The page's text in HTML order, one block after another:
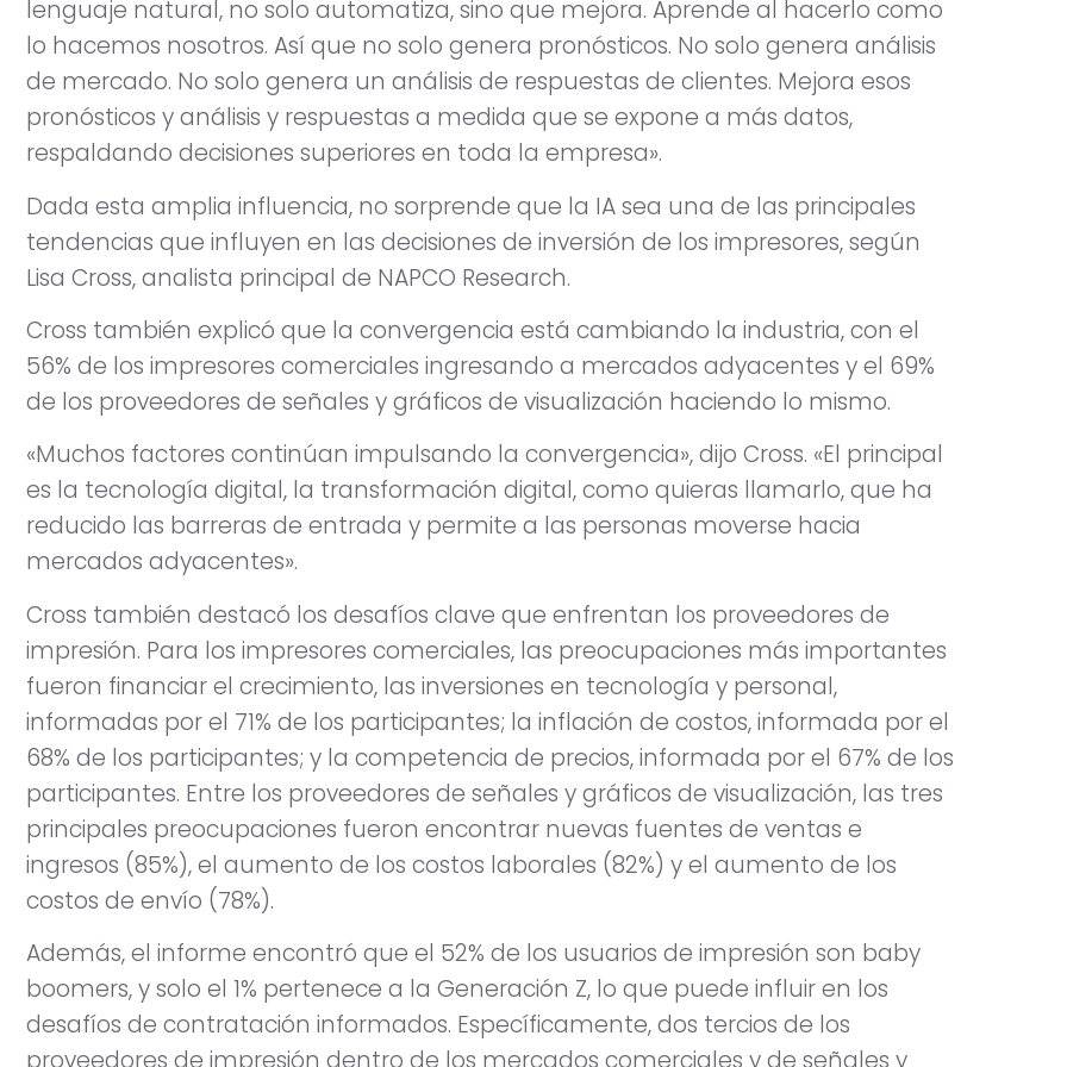
lenguaje natural, no solo automatiza, sino que mejora. Aprende al hacerlo como
lo hacemos nosotros. Así que no solo genera pronósticos. No solo genera análisis
de mercado. No solo genera un análisis de respuestas de clientes. Mejora esos
pronósticos y análisis y respuestas a medida que se expone a más datos,
respaldando decisiones superiores en toda la empresa».
Dada esta amplia influencia, no sorprende que la IA sea una de las principales
tendencias que influyen en las decisiones de inversión de los impresores, según
Lisa Cross, analista principal de NAPCO Research.
Cross también explicó que la convergencia está cambiando la industria, con el
56% de los impresores comerciales ingresando a mercados adyacentes y el 69%
de los proveedores de señales y gráficos de visualización haciendo lo mismo.
«Muchos factores continúan impulsando la convergencia», dijo Cross. «El principal
es la tecnología digital, la transformación digital, como quieras llamarlo, que ha
reducido las barreras de entrada y permite a las personas moverse hacia
mercados adyacentes».
Cross también destacó los desafíos clave que enfrentan los proveedores de
impresión. Para los impresores comerciales, las preocupaciones más importantes
fueron financiar el crecimiento, las inversiones en tecnología y personal,
informadas por el 71% de los participantes; la inflación de costos, informada por el
68% de los participantes; y la competencia de precios, informada por el 67% de los
participantes. Entre los proveedores de señales y gráficos de visualización, las tres
principales preocupaciones fueron encontrar nuevas fuentes de ventas e
ingresos (85%), el aumento de los costos laborales (82%) y el aumento de los
costos de envío (78%).
Además, el informe encontró que el 52% de los usuarios de impresión son baby
boomers, y solo el 1% pertenece a la Generación Z, lo que puede influir en los
desafíos de contratación informados. Específicamente, dos tercios de los
proveedores de impresión dentro de los mercados comerciales y de señales y